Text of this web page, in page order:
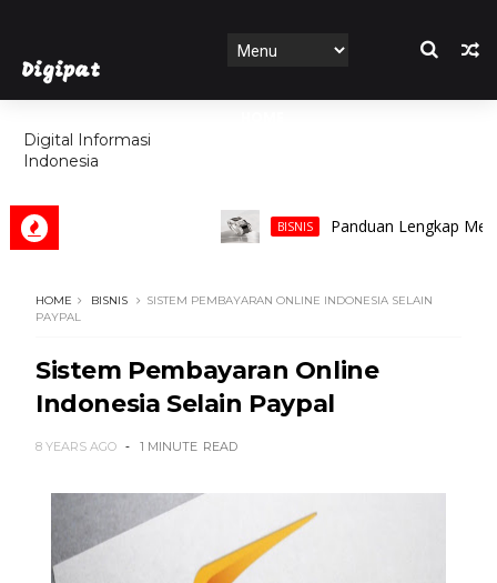
Digipat
Digital Informasi
Indonesia
FEATURES
BISNIS Panduan Lengkap Memilih
HOME BISNIS
SISTEM PEMBAYARAN ONLINE INDONESIA SELAIN
PAYPAL
Sistem Pembayaran Online
Indonesia Selain Paypal
8 YEARS AGO 1 MINUTE READ